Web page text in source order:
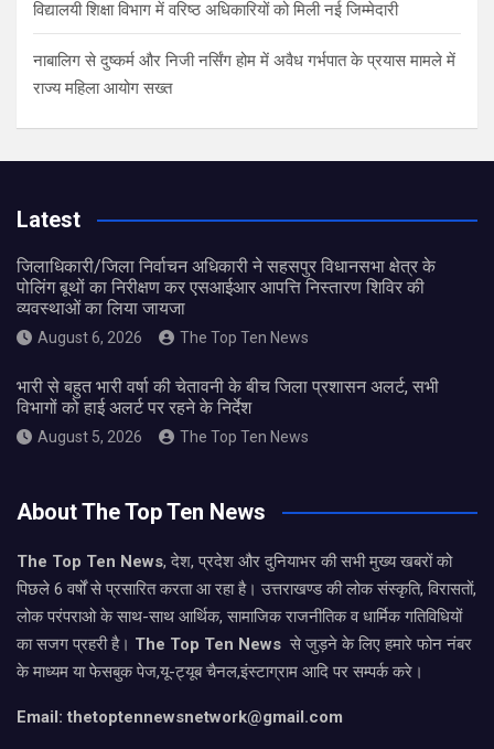
विद्यालयी शिक्षा विभाग में वरिष्ठ अधिकारियों को मिली नई जिम्मेदारी
नाबालिग से दुष्कर्म और निजी नर्सिंग होम में अवैध गर्भपात के प्रयास मामले में
राज्य महिला आयोग सख्त
Latest
जिलाधिकारी/जिला निर्वाचन अधिकारी ने सहसपुर विधानसभा क्षेत्र के
पोलिंग बूथों का निरीक्षण कर एसआईआर आपत्ति निस्तारण शिविर की
व्यवस्थाओं का लिया जायजा
August 6, 2026 The Top Ten News
भारी से बहुत भारी वर्षा की चेतावनी के बीच जिला प्रशासन अलर्ट, सभी
विभागों को हाई अलर्ट पर रहने के निर्देश
August 5, 2026 The Top Ten News
About The Top Ten News
The Top Ten News, देश, प्रदेश और दुनियाभर की सभी मुख्य खबरों को
पिछले 6 वर्षों से प्रसारित करता आ रहा है। उत्तराखण्ड की लोक संस्कृति, विरासतों,
लोक परंपराओ के साथ-साथ आर्थिक, सामाजिक राजनीतिक व धार्मिक गतिविधियों
का सजग प्रहरी है। The Top Ten News से जुड़ने के लिए हमारे फोन नंबर
के माध्यम या फेसबुक पेज,यू-ट्यूब चैनल,इंस्टाग्राम आदि पर सम्पर्क करे।
Email: thetoptennewsnetwork@gmail.com